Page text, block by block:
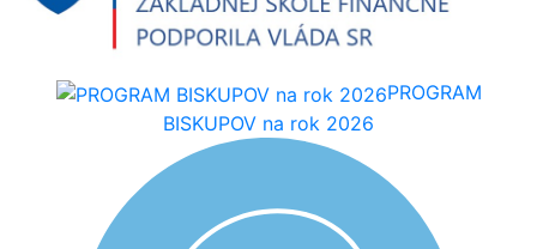
PROGRAM
BISKUPOV na rok 2026